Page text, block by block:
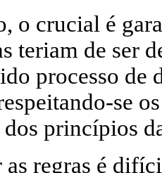
o crucial é
teriam de ser
processo de
se
princípios
as regras é